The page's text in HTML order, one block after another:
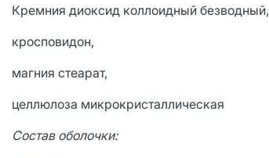
Кремния диоксид коллоидный безводный,
кросповидон,
магния стеарат,
целлюлоза микрокристаллическая
Состав оболочки: